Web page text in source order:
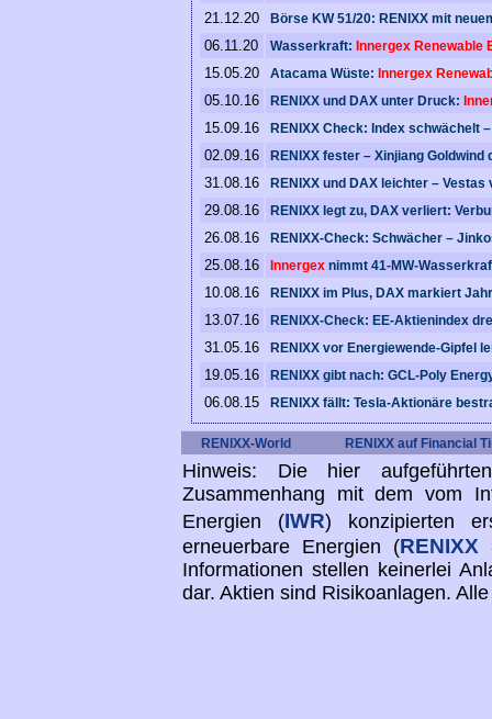
21.12.20 Börse KW 51/20: RENIXX mit
06.11.20 Wasserkraft: Innergex Renewable
15.05.20 Atacama Wüste: Innergex
05.10.16 RENIXX und DAX unter Druck:
15.09.16 RENIXX Check: Index schwächelt
02.09.16 RENIXX fester – Xinjiang
31.08.16 RENIXX und DAX leichter –
29.08.16 RENIXX legt zu, DAX verliert:
26.08.16 RENIXX-Check: Schwächer –
25.08.16 Innergex nimmt 41-MW-
10.08.16 RENIXX im Plus, DAX markiert
13.07.16 RENIXX-Check: EE-Aktienindex
31.05.16 RENIXX vor Energiewende-Gipfel
19.05.16 RENIXX gibt nach: GCL-Poly
06.08.15 RENIXX fällt: Tesla-Aktionäre
RENIXX-World RENIXX auf Financial
Hinweis: Die hier
Zusammenhang mit dem vom
Energien (IWR) konzipierten
erneuerbare Energien (RENIXX
Informationen stellen keinerlei
dar. Aktien sind Risikoanlagen.